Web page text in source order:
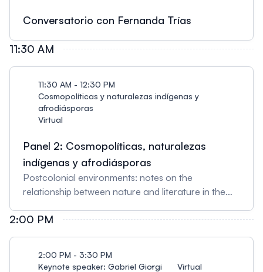
Conversatorio con Fernanda Trías
11:30 AM
11:30 AM - 12:30 PM
Cosmopolíticas y naturalezas indígenas y
afrodiásporas
Virtual
Panel 2: Cosmopolíticas, naturalezas
indígenas y afrodiásporas
Postcolonial environments: notes on the
relationship between nature and literature in the
Beduschi Zanfelice, Departamento de Teoria e
História Literária do Instituto de Estudos da
(DTL/IEL/UNICAMP) Sonhar o porvir: o sonho
2:00 PM
2:00 PM - 3:30 PM
Keynote speaker: Gabriel Giorgi
Virtual